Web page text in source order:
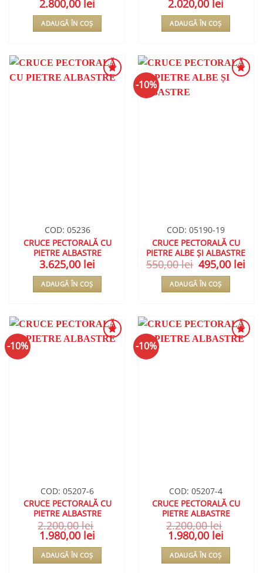
2.800,00 lei
ADAUGĂ ÎN COȘ
2.020,00 lei
ADAUGĂ ÎN COȘ
COD: 05236
CRUCE PECTORALĂ CU
PIETRE ALBASTRE
3.625,00 lei
ADAUGĂ ÎN COȘ
-10%
ADAUGA
COD: 05190-19
CRUCE PECTORALĂ CU
PIETRE ALBE ȘI ALBASTRE
550,00lei Prețul
inițial
a
fost:
550,00 lei.
495,00 lei
ADAUGĂ ÎN COȘ
-10%
COD: 05207-6
CRUCE PECTORALĂ CU
PIETRE ALBASTRE
2.200,00lei
Prețul
inițial
a
fost:
2.200,00 lei.
1.980,00 lei
este:
ADAUGĂ ÎN COȘ
-10%
COD: 05207-4
CRUCE PECTORALĂ CU
PIETRE ALBASTRE
2.200,00lei
Prețul
inițial
a
fost:
2.200,00 lei.
1.980,00 lei
este:
ADAUGĂ ÎN COȘ